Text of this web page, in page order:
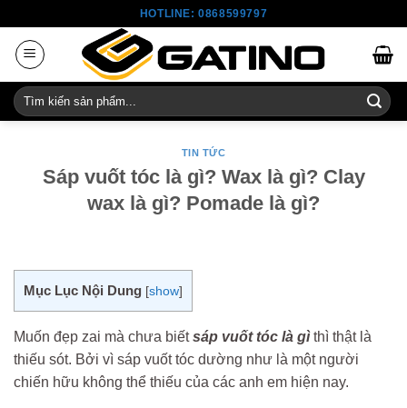
content
HOTLINE: 0868599797
Tìm
kiếm:
TIN TỨC
Sáp vuốt tóc là gì? Wax là gì? Clay
wax là gì? Pomade là gì?
Mục Lục Nội Dung [show]
Muốn đẹp zai mà chưa biếtsáp vuốt tóc là gìthì thật là
thiếu sót. Bởi vì sáp vuốt tóc dường như là một người
chiến hữu không thể thiếu của các anh em hiện nay.